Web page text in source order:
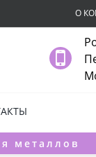
О
металлов